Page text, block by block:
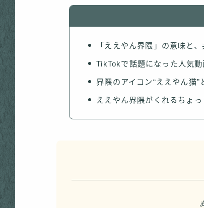
「ええやん界隈」の意味と
TikTokで話題になった人気
界隈のアイコン“ええやん猫”
ええやん界隈がくれるちょ